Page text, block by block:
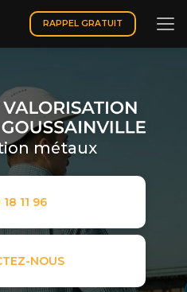
RAPPEL GRATUIT
métaux
11 96
NOUS